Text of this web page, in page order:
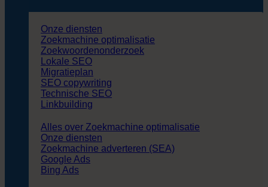
Onze diensten
Zoekmachine optimalisatie
Zoekwoordenonderzoek
Lokale SEO
Migratieplan
SEO copywriting
Technische SEO
Linkbuilding
Alles over Zoekmachine optimalisatie
Onze diensten
Zoekmachine adverteren (SEA)
Google Ads
Bing Ads